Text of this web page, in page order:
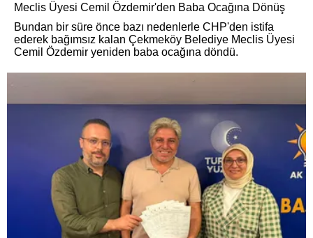
Meclis Üyesi Cemil Özdemir'den Baba Ocağına Dönüş
Bundan bir süre önce bazı nedenlerle CHP'den istifa
ederek bağımsız kalan Çekmeköy Belediye Meclis Üyesi
Cemil Özdemir yeniden baba ocağına döndü.